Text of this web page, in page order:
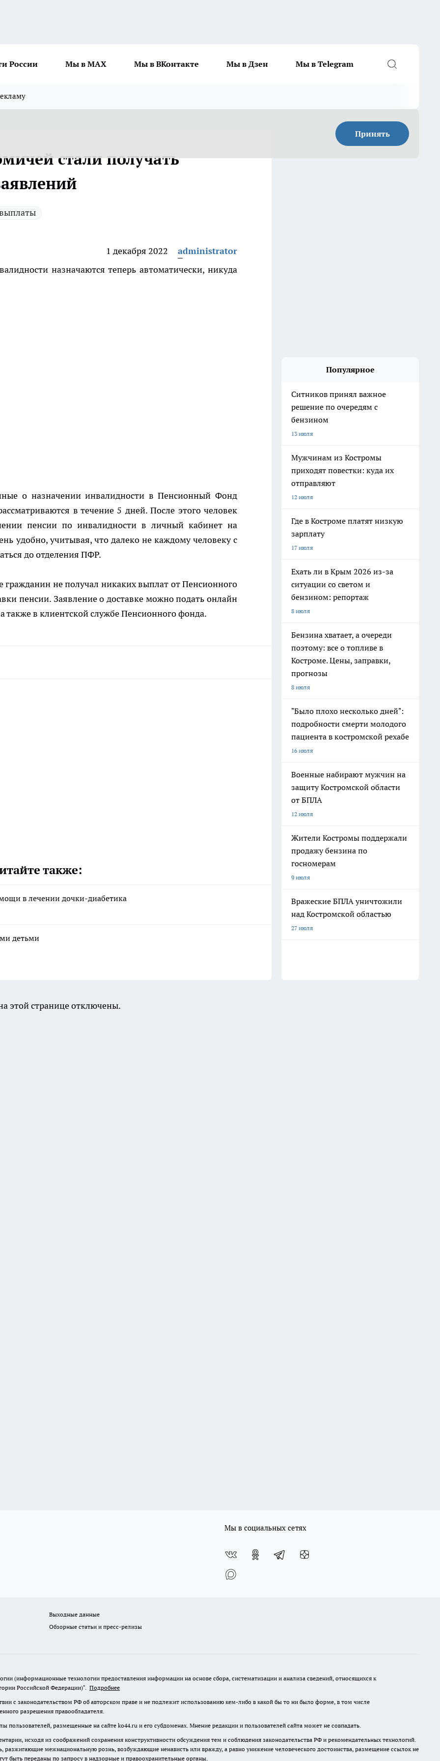
России Мы в MAX Мы в ВКонтакте Мы в Дзен Мы в Telegram
Принять
стали получать
1 декабря 2022
administrator
назначаются теперь автоматически, никуда
о назначении инвалидности в Пенсионный Фонд
в течение 5 дней. После этого человек
пенсии по инвалидности в личный кабинет на
удобно, учитывая, что далеко не каждому человеку с
до отделения ПФР.
не получал никаких выплат от Пенсионного
пенсии. Заявление о доставке можно подать онлайн
также в клиентской службе Пенсионного фонда.
также:
в лечении дочки-диабетика
детьми
Популярное
Ситников принял важное
решение по очередям с
бензином
13 июля
Мужчинам из Костромы
приходят повестки: куда их
отправляют
12 июля
Где в Костроме платят низкую
зарплату
17 июля
Ехать ли в Крым 2026 из-за
ситуации со светом и
бензином: репортаж
8 июля
Бензина хватает, а очереди
поэтому: все о топливе в
Костроме. Цены, заправки,
прогнозы
8 июля
"Было плохо несколько дней":
подробности смерти молодого
пациента в костромской рехабе
16 июля
Военные набирают мужчин на
защиту Костромской области
от БПЛА
12 июля
Жители Костромы поддержали
продажу бензина по
госномерам
9 июля
Вражеские БПЛА уничтожили
над Костромской областью
27 июля
этой странице отключены.
Мы в социальных сетях
Выходные данные
Обзорные статьи и пресс-релизы
(информационные технологии предоставления информации на основе сбора, систематизации и анализа сведений, относящихся к
Российской Федерации)". Подробнее
с законодательством РФ об авторском праве и не подлежит использованию кем-либо в какой бы то ни было форме, в том числе
разрешения правообладателя.
пользователей, размещенные на сайте ko44.ru и его субдоменах. Мнение редакции и пользователей сайта может не совпадать.
исходя из соображений сохранения конструктивности обсуждения тем и соблюдения законодательства РФ и рекомендательных технологий.
межнациональную рознь, возбуждающие ненависть или вражду, а равно унижение человеческого достоинства, размещение ссылок не
быть переданы по запросу в надзорные и правоохранительные органы.